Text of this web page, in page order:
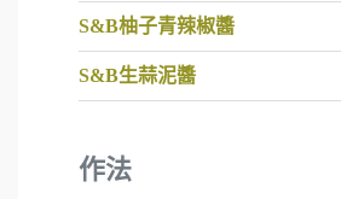
S&B柚子青辣椒醬
S&B生蒜泥醬
作法